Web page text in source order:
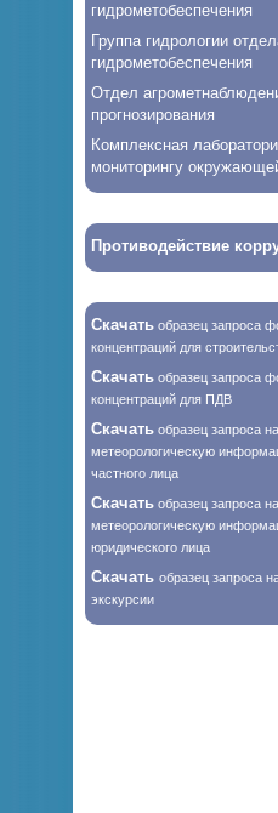
гидрометобеспечения
Группа гидрологии
гидрометобеспечения
Отдел
прогнозирования
Комплексная
мониторингу
Противодействие
Скачать образец запроса
концентраций для
Скачать образец запроса
концентраций для ПДВ
Скачать образец запроса на
метеорологическую
частного лица
Скачать образец запроса на
метеорологическую
юридического лица
Скачать образец запроса
экскурсии